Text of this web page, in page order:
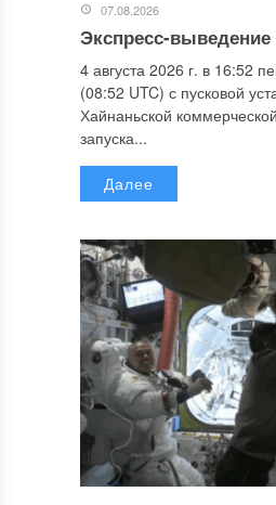
07.08.2026
Экспресс-
4 августа 2026 г. в 16:52
(08:52 UTC) с пусковой
Хайнаньской
запуска...
Далее